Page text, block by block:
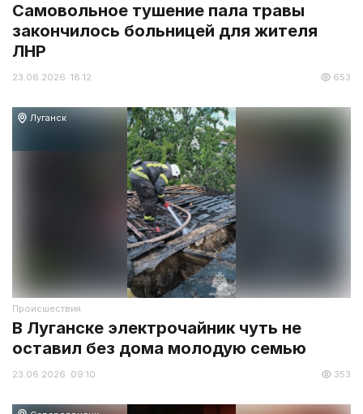
Самовольное тушение пала травы
закончилось больницей для жителя
ЛНР
23.06.2026 18:12 653
Луганск
Происшествия
В Луганске электрочайник чуть не
оставил без дома молодую семью
23.06.2026 09:10 353